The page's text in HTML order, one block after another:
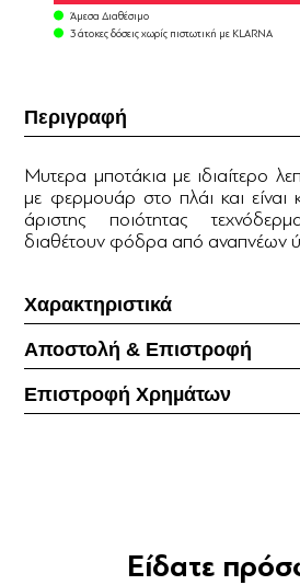
Άμεσα Διαθέσιμο
3 άτοκες δόσεις χωρίς πιστωτική με KLARNA
Περιγραφή
Μυτερα μποτάκια με ιδιαίτερο
με φερμουάρ στο πλάι και είναι
άριστης ποιότητας
διαθέτουν φόδρα από αναπνέων
Χαρακτηριστικά
Αποστολή & Επιστροφή
Επιστροφή Χρηµάτων
Είδατε